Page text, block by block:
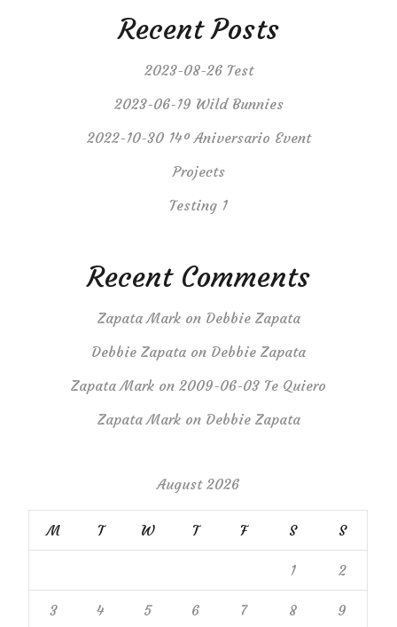
Recent Posts
2023-08-26 Test
2023-06-19 Wild Bunnies
2022-10-30 14º Aniversario Event
Projects
Testing 1
Recent Comments
Zapata Markon Debbie Zapata
Debbie Zapata on Debbie Zapata
Zapata Mark on 2009-06-03 Te Quiero
Zapata Markon Debbie Zapata
August 2026
M T W T F S S
1 2
3 4 5 6 7 8 9